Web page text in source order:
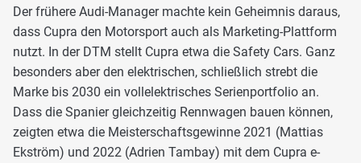
Der frühere Audi-Manager machte kein Geheimnis daraus,
dass Cupra den Motorsport auch als Marketing-Plattform
nutzt. In der DTM stellt Cupra etwa die Safety Cars. Ganz
besonders aber den elektrischen, schließlich strebt die
Marke bis 2030 ein vollelektrisches Serienportfolio an.
Dass die Spanier gleichzeitig Rennwagen bauen können,
zeigten etwa die Meisterschaftsgewinne 2021 (Mattias
Ekström) und 2022 (Adrien Tambay) mit dem Cupra e-